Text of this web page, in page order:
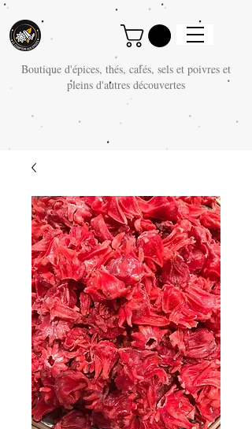
Boutique d'épices, thés, cafés, sels et poivres et
pleins d'autres découvertes